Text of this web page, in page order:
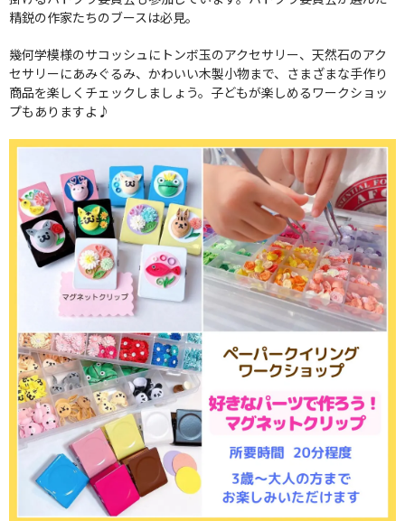
精鋭の作家たちのブースは必見。
幾何学模様のサコッシュにトンボ玉のアクセサリー、天然石のアク
セサリーにあみぐるみ、かわいい木製小物まで、さまざまな手作り
商品を楽しくチェックしましょう。子どもが楽しめるワークショッ
プもありますよ♪